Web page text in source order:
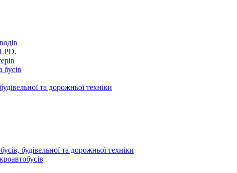
бусів
та дорожньої техніки
будівельної та дорожньої техніки